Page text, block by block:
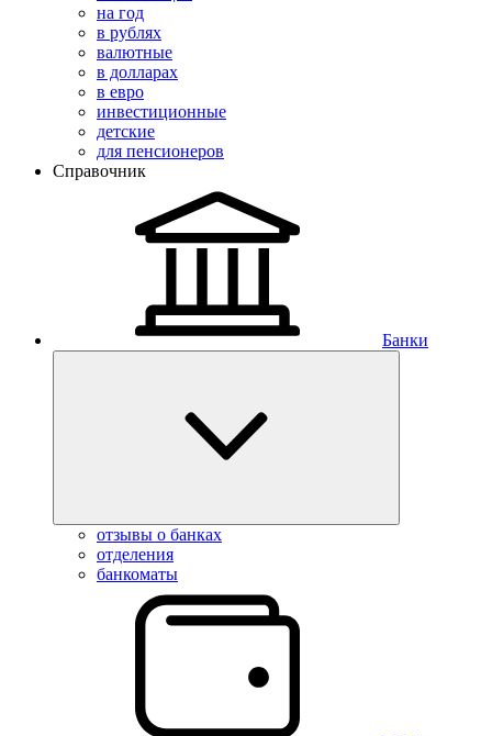
на год
в рублях
валютные
в долларах
в евро
инвестиционные
детские
для пенсионеров
Справочник
Банки
отзывы о банках
отделения
банкоматы